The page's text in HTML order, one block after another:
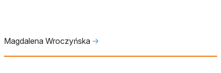
Magdalena Wroczyńska 🡢